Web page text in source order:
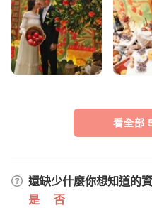
看全部
還缺少什麼你想知道的
是
否